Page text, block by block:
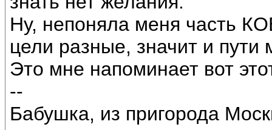
Ну, непоняла меня часть
цели разные, значит и пути
Это мне напоминает вот
--
Бабушка, из пригорода